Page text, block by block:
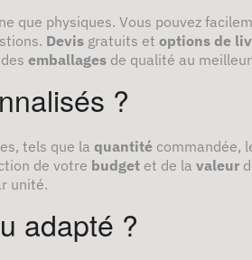
que physiques. Vous pouvez
Devis gratuits et options de
emballages de qualité au
?
tels que la quantité commandée,
de votre budget et de la valeur
unité.
adapté ?